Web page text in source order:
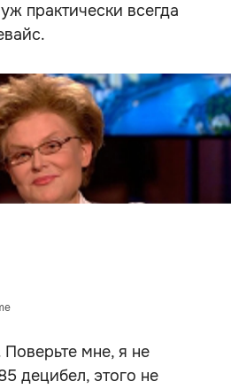
практически всегда
мне, я не
децибел, этого не